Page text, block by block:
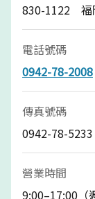
830-1122 福
電話號碼
0942-78-2008
傳真號碼
0942-78-5233
營業時間
9:00–17:00（